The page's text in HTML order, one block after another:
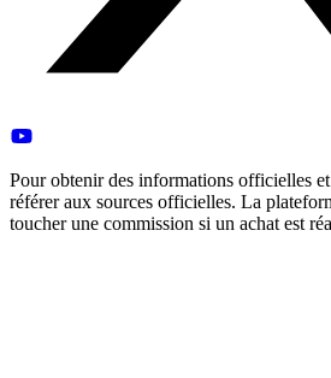
Pour obtenir des informations officielles
référer aux sources officielles. La
toucher une commission si un achat est